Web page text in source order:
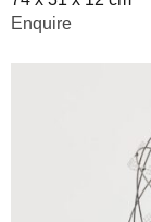
Enquire